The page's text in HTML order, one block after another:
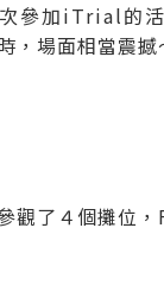
參加iTrial的
，場面相當震
觀了４個攤位，